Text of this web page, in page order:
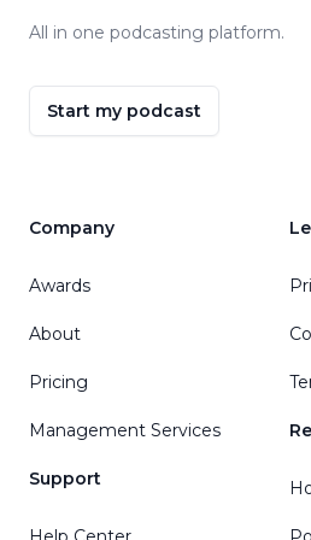
All in one podcasting platform.
Start my podcast
Company
Awards
About
Pricing
Management Services
Support